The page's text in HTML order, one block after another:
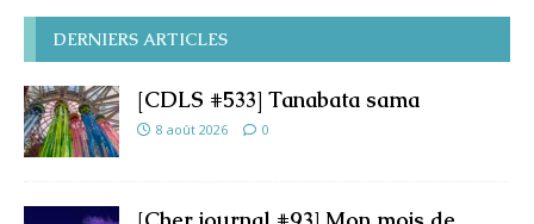
DERNIERS ARTICLES
[CDLS #533] Tanabata sama
8 août 2026 0